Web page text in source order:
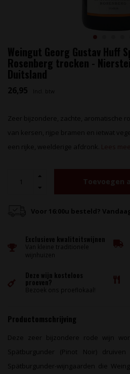
Weingut Georg Gustav Huff
Rosenberg trocken -
Duitsland
26,95 Incl. btw
Zeer bijzondere, zachte, aromatische
van kersen, rijpe bramen en ietwat
een rijke, weelderige afdronk.
Voor 16:00u besteld?
Exclusieve kwaliteitswijnen
Van kleine traditionele
wijnhuizen
Deze wijn kosteloos
proeven?
Bezoek ons proeflokaal!
Productomschrijving
Deze zeer bijzondere rode wijn
Spätburgunder (Pinot Noir)
Spätburgunder-wijngaarden die